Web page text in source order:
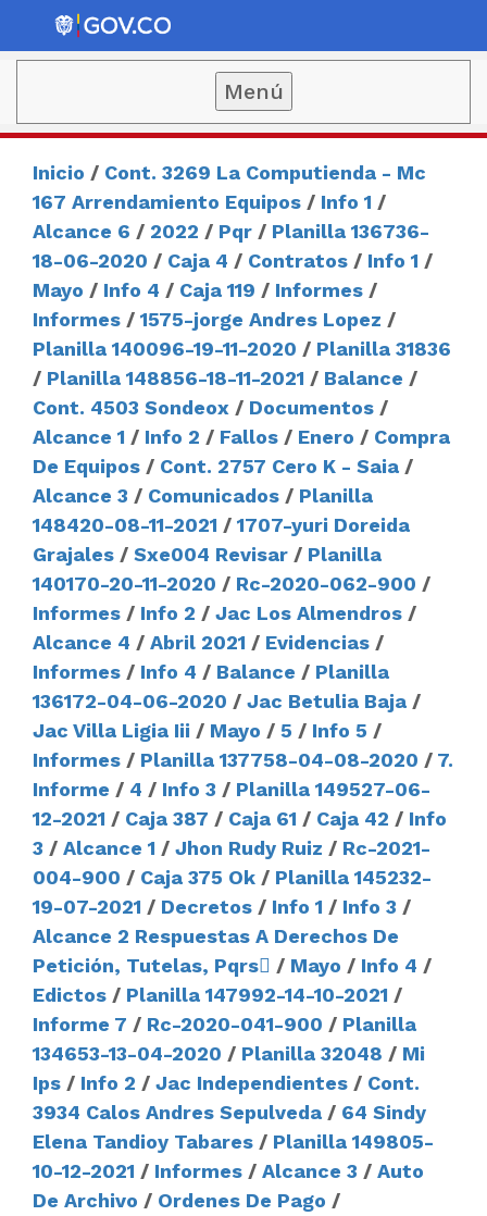
Menú
Inicio / Cont. 3269 La Computienda - Mc
167 Arrendamiento Equipos / Info 1 /
Alcance 6 / 2022 / Pqr / Planilla 136736-
18-06-2020 / Caja 4 / Contratos / Info 1 /
Mayo / Info 4 / Caja 119 / Informes /
Informes / 1575-jorge Andres Lopez /
Planilla 140096-19-11-2020 / Planilla 31836
/ Planilla 148856-18-11-2021 / Balance /
Cont. 4503 Sondeox / Documentos /
Alcance 1 / Info 2 / Fallos / Enero / Compra
De Equipos / Cont. 2757 Cero K - Saia /
Alcance 3 / Comunicados / Planilla
148420-08-11-2021 / 1707-yuri Doreida
Grajales / Sxe004 Revisar / Planilla
140170-20-11-2020 / Rc-2020-062-900 /
Informes / Info 2 / Jac Los Almendros /
Alcance 4 / Abril 2021 / Evidencias /
Informes / Info 4 / Balance / Planilla
136172-04-06-2020 / Jac Betulia Baja /
Jac Villa Ligia Iii / Mayo / 5 / Info 5 /
Informes / Planilla 137758-04-08-2020 / 7.
Informe / 4 / Info 3 / Planilla 149527-06-
12-2021 / Caja 387 / Caja 61 / Caja 42 / Info
3 / Alcance 1 / Jhon Rudy Ruiz / Rc-2021-
004-900 / Caja 375 Ok / Planilla 145232-
19-07-2021 / Decretos / Info 1 / Info 3 /
Alcance 2 Respuestas A Derechos De
Petición, Tutelas, Pqrs / Mayo / Info 4 /
Edictos / Planilla 147992-14-10-2021 /
Informe 7 / Rc-2020-041-900 / Planilla
134653-13-04-2020 / Planilla 32048 / Mi
Ips / Info 2 / Jac Independientes / Cont.
3934 Calos Andres Sepulveda / 64 Sindy
Elena Tandioy Tabares / Planilla 149805-
10-12-2021 / Informes / Alcance 3 / Auto
De Archivo / Ordenes De Pago /